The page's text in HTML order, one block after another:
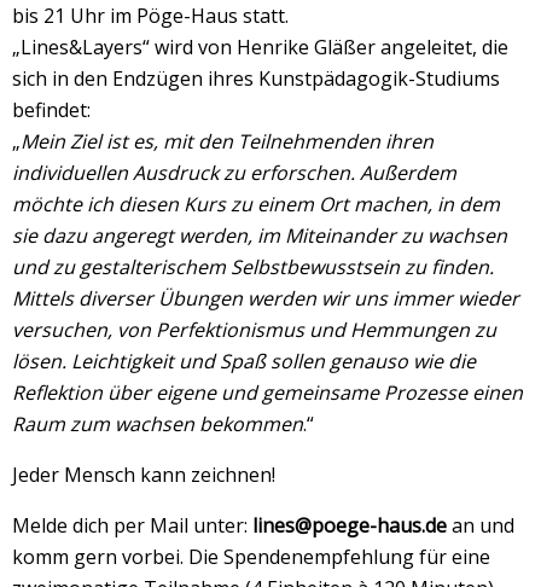
bis 21 Uhr im Pöge-Haus statt.
„Lines&Layers“ wird von Henrike Gläßer angeleitet, die
sich in den Endzügen ihres Kunstpädagogik-Studiums
befindet:
„Mein Ziel ist es, mit den Teilnehmenden ihren
individuellen Ausdruck zu erforschen. Außerdem
möchte ich diesen Kurs zu einem Ort machen, in dem
sie dazu angeregt werden, im Miteinander zu wachsen
und zu gestalterischem Selbstbewusstsein zu finden.
Mittels diverser Übungen werden wir uns immer wieder
versuchen, von Perfektionismus und Hemmungen zu
lösen. Leichtigkeit und Spaß sollen genauso wie die
Reflektion über eigene und gemeinsame Prozesse einen
Raum zum wachsen bekommen.“
Jeder Mensch kann zeichnen!
Melde dich per Mail unter: lines@poege-haus.dean und
komm gern vorbei. Die Spendenempfehlung für eine